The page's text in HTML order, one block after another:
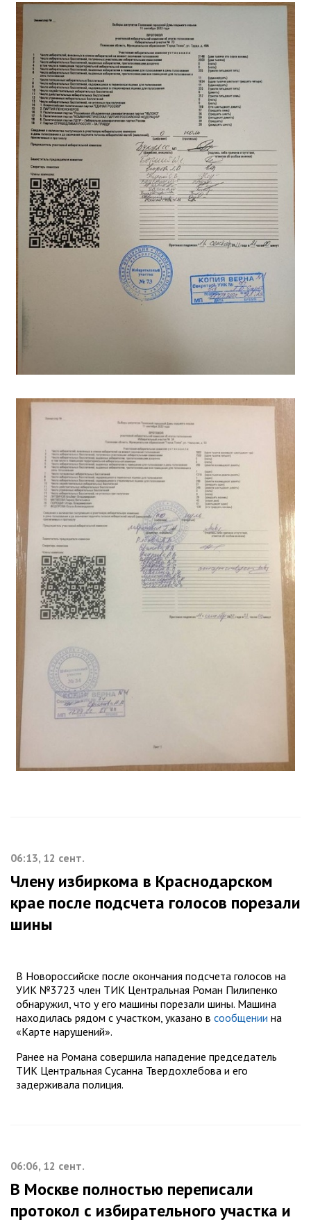
06:13, 12 сент.
Члену избиркома в Краснодарском
крае после подсчета голосов порезали
шины
В Новороссийске после окончания подсчета голосов на
УИК №3723 член ТИК Центральная Роман Пилипенко
обнаружил, что у его машины порезали шины. Машина
находилась рядом с участком, указано в сообщении на
«Карте нарушений».
Ранее на Романа совершила нападение председатель
ТИК Центральная Сусанна Твердохлебова и его
задерживала полиция.
06:06, 12 сент.
В Москве полностью переписали
протокол с избирательного участка и